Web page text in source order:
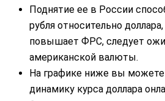
Поднятие ее в России
рубля относительно
повышает ФРС, следует
американской валюты.
На графике ниже вы
динамику курса доллара